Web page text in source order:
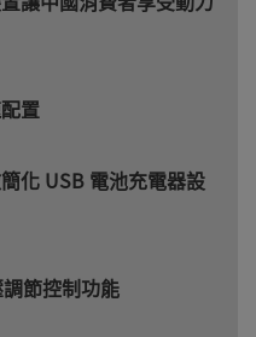
置
化 USB 電池充電器設
節控制功能